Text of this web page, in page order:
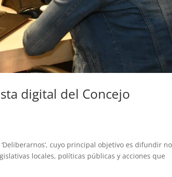
digital del Concejo
cuyo principal objetivo es difundir
locales, políticas públicas y acciones que